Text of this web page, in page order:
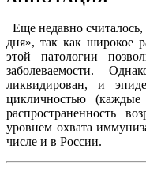
Еще недавно
дня», так как широкое
этой патологии
заболеваемости.
ликвидирован, и
цикличностью
распространенность
уровнем охвата
числе и в России.